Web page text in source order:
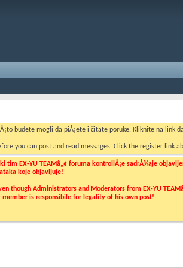
budete mogli da piÅ¡ete i čitate poruke. Kliknite na link
you can post and read messages. Click the register link
EX-YU TEAMâ„¢ foruma kontroliÅ¡e sadrÅ¾aje
koje objavljuje!
though Administrators and Moderators from EX-YU
is responsibile for legality of his own post!